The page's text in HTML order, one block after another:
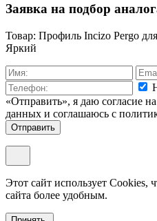
Заявка на подбор
Товар: Профиль Incizo Pergo
Яркий
«Отправить», я даю согласие
данных и соглашаюсь c
Отправить
Этот сайт использует Cookies,
сайта более удобным.